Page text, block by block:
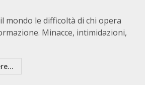
mondo le difficoltà di chi opera
Minacce, intimidazioni,